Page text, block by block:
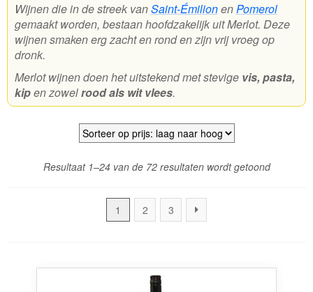
Wijnen die in de streek vanSaint-ÉmilionenPomerol
gemaakt worden, bestaan hoofdzakelijk uit Merlot. Deze
wijnen smaken erg zacht en rond en zijn vrij vroeg op
dronk.
Merlot wijnen doen het uitstekend met stevige vis, pasta,
kipen zowelrood als wit vlees.
Resultaat 1–24 van de 72 resultaten wordt getoond
1 2 3